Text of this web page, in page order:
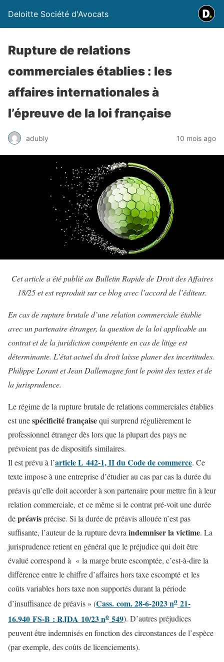
Deloitte Société d'Avocats
Rupture de relations
commerciales établies : les
affaires internationales à
l’épreuve de la loi française
adubly 10 mois ago
Cet article a été publié au Bulletin Rapide de Droit des Affaires
18/25 et est reproduit sur ce blog avec l’accord de l’éditeur.
En cas de rupture brutale d’une relation commerciale établie
avec un partenaire étranger, la question de la loi applicable au
contrat et de la juridiction compétente en cas de litige est
déterminante. L’état actuel du droit laisse planer des incertitudes.
Philippe Lorant et Jean Dallemagne font le point des textes et de
la jurisprudence.
Le régime de la rupture brutale de relations commerciales établies
est unespécificité françaisequi surprend régulièrement le
professionnel étranger dès lors que la plupart des pays ne
prévoient pas de dispositifs similaires.
Il est prévu à l’article L 442-1, II du Code de commerce. Ce
texte impose à une entreprise d’étudier au cas par cas la durée du
préavis qu’elle doit accorder à son partenaire pour mettre fin à leur
relation commerciale, et ce même si le contrat pré-voit une durée
depréavisprécise. Si la durée de préavis allouée n’est pas
suffisante, l’auteur de la rupture devra indemniser la victime. La
jurisprudence retient en général que le préjudice qui doit être
évalué correspond à « la marge brute escomptée, c’est-à-dire la
différence entre le chiffre d’affaires hors taxe escompté et les
coûts variables hors taxe non supportés durant la période
d’insuffisance de préavis » (Cass. com. 28-6-2023 no 21-
16.940 FS-B : RJDA 10/23 no 549). D’autres préjudices
peuvent être indemnisés en fonction des circonstances de l’espèce
(par exemple, des coûts de licenciements).